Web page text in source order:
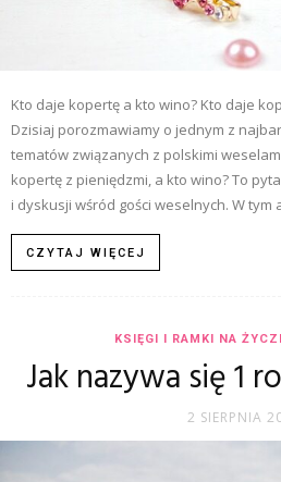
Kto daje kopertę a kto wino? Kto daje
Dzisiaj porozmawiamy o jednym z
tematów związanych z polskimi
kopertę z pieniędzmi, a kto wino? To
i dyskusji wśród gości weselnych. W tym
CZYTAJ WIĘCEJ
KSIĘGI I RAMKI NA
Jak nazywa się 1
2 SIERPNIA